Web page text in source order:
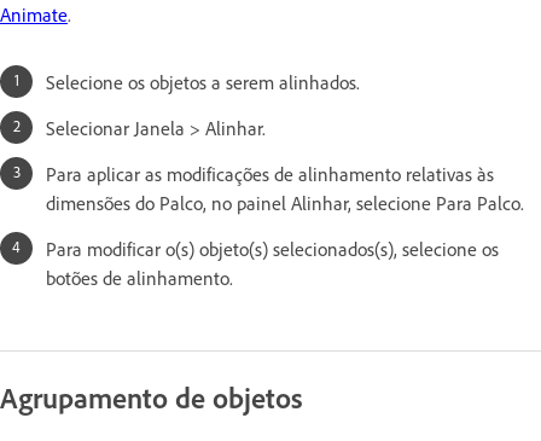
Animate.
Selecione os objetos a serem alinhados.
Selecionar Janela > Alinhar.
Para aplicar as modificações de alinhamento relativas às
dimensões do Palco, no painel Alinhar, selecione Para Palco.
Para modificar o(s) objeto(s) selecionados(s), selecione os
botões de alinhamento.
Agrupamento de objetos